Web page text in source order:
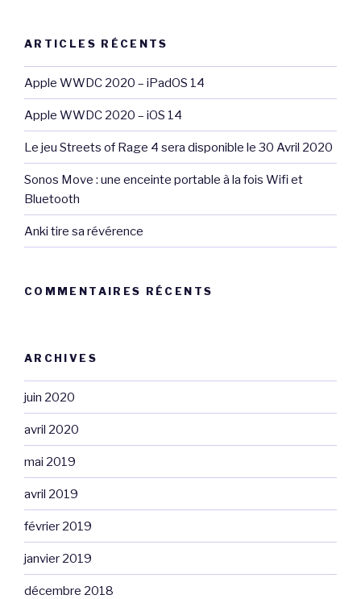
ARTICLES RÉCENTS
Apple WWDC 2020 – iPadOS 14
Apple WWDC 2020 – iOS 14
Le jeu Streets of Rage 4 sera disponible le 30 Avril 2020
Sonos Move : une enceinte portable à la fois Wifi et
Bluetooth
Anki tire sa révérence
COMMENTAIRES RÉCENTS
ARCHIVES
juin 2020
avril 2020
mai 2019
avril 2019
février 2019
janvier 2019
décembre 2018